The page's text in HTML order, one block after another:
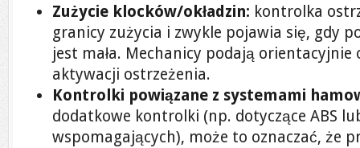
Zużycie klocków/okładzin: kontrolka
granicy zużycia i zwykle pojawia się, gdy
jest mała. Mechanicy podają orientacyjnie
aktywacji ostrzeżenia.
Kontrolki powiązane z systemami
dodatkowe kontrolki (np. dotyczące ABS
wspomagających), może to oznaczać, że